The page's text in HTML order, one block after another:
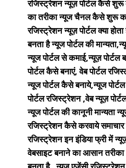
रजिस्ट्रेशनन्यूज़ पोर्टल कैसे शुरू
का तरीकान्यूज चैनल कैसे शुरू करें,
रजिस्ट्रेशनन्यूज़ पोर्टल क्या
बनता हैन्यूज पोर्टल की
न्यूज पोर्टल से कमाई,न्यूज़ पोर्टल
पोर्टल कैसे बनाएं, वेब पोर्टल
न्यूज पोर्टल कैसे बनाये,न्यूज
पोर्टल रजिस्ट्रेशन ,वेब न्यूज़
न्यूज पोर्टल की कानूनी मान्यता
रजिस्ट्रेशन कैसे करवाये
रजिस्ट्रेशन इन इंडियाफ्री में
वेबसाइट बनाने का आसान तरीका